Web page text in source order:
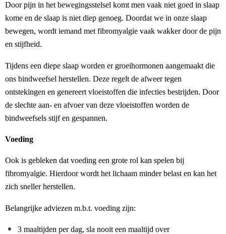
Door pijn in het bewegingsstelsel komt men vaak niet goed in slaap
kome en de slaap is niet diep genoeg. Doordat we in onze slaap
bewegen, wordt iemand met fibromyalgie vaak wakker door de pijn
en stijfheid.
Tijdens een diepe slaap worden er groeihormonen aangemaakt die
ons bindweefsel herstellen. Deze regelt de afweer tegen
ontstekingen en genereert vloeistoffen die infecties bestrijden. Door
de slechte aan- en afvoer van deze vloeistoffen worden de
bindweefsels stijf en gespannen.
Voeding
Ook is gebleken dat voeding een grote rol kan spelen bij
fibromyalgie. Hierdoor wordt het lichaam minder belast en kan het
zich sneller herstellen.
Belangrijke adviezen m.b.t. voeding zijn:
3 maaltijden per dag, sla nooit een maaltijd over